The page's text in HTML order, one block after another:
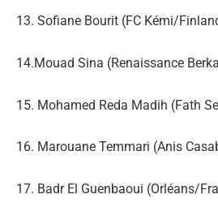
13. Sofiane Bourit (FC Kémi/
14.Mouad Sina (Renaissance
15. Mohamed Reda Madih (Fath
16. Marouane Temmari (Anis
17. Badr El Guenbaoui (Orléans/